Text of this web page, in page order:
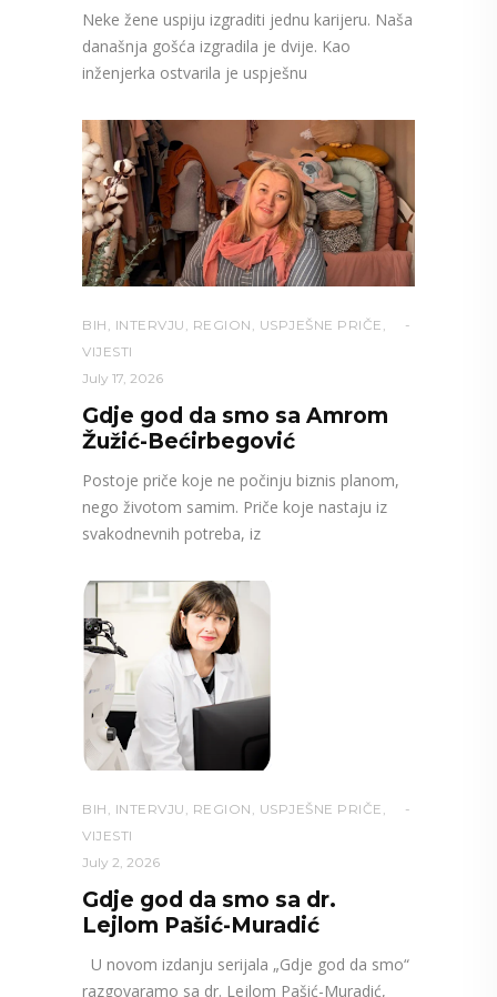
Neke žene uspiju izgraditi jednu karijeru. Naša
današnja gošća izgradila je dvije. Kao
inženjerka ostvarila je uspješnu
BIH INTERVJU REGION USPJEŠNE PRIČE
VIJESTI
July 17, 2026
Gdje god da smo sa Amrom
Žužić-Bećirbegović
Postoje priče koje ne počinju biznis planom,
nego životom samim. Priče koje nastaju iz
svakodnevnih potreba, iz
BIH INTERVJU REGION USPJEŠNE PRIČE
VIJESTI
July 2, 2026
Gdje god da smo sa dr.
Lejlom Pašić-Muradić
U novom izdanju serijala „Gdje god da smo“
razgovaramo sa dr. Lejlom Pašić-Muradić,